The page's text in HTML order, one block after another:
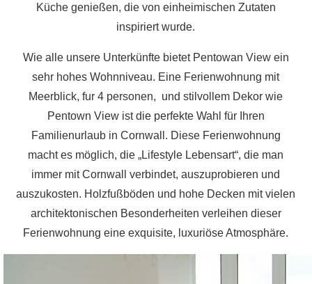
Küche genießen, die von einheimischen Zutaten
inspiriert wurde.
Wie alle unsere Unterkünfte bietet Pentowan View ein
sehr hohes Wohnniveau. Eine Ferienwohnung mit
Meerblick, fur 4 personen, und stilvollem Dekor wie
Pentown View ist die perfekte Wahl für Ihren
Familienurlaub in Cornwall. Diese Ferienwohnung
macht es möglich, die „Lifestyle Lebensart“, die man
immer mit Cornwall verbindet, auszuprobieren und
auszukosten. Holzfußböden und hohe Decken mit vielen
architektonischen Besonderheiten verleihen dieser
Ferienwohnung eine exquisite, luxuriöse Atmosphäre.